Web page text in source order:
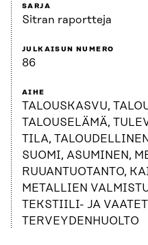
SARJA
Sitran raportteja
JULKAISUN NUMERO
86
AIHE
TALOUSKASVU,
TALOUSELÄMÄ,
TILA,
SUOMI, ASUMINEN,
RUUANTUOTANTO,
METALLIEN
TEKSTIILI- JA
TERVEYDENHUOLTO